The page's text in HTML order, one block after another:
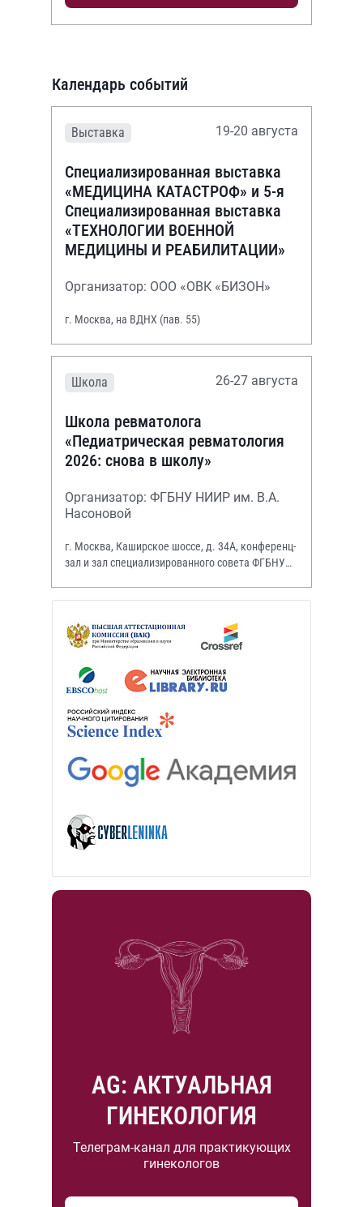
Календарь событий
Выставка 19-20 августа
Специализированная выставка
«МЕДИЦИНА КАТАСТРОФ» и 5-я
Специализированная выставка
«ТЕХНОЛОГИИ ВОЕННОЙ
МЕДИЦИНЫ И РЕАБИЛИТАЦИИ»
Организатор: ООО «ОВК «БИЗОН»
г. Москва, на ВДНХ (пав. 55)
Школа 26-27 августа
Школа ревматолога
«Педиатрическая ревматология
2026: снова в школу»
Организатор: ФГБНУ НИИР им. В.А.
Насоновой
г. Москва, Каширское шоссе, д. 34А, конференц-
зал и зал специализированного совета ФГБНУ
AG: АКТУАЛЬНАЯ
ГИНЕКОЛОГИЯ
Телеграм-канал для практикующих
гинекологов